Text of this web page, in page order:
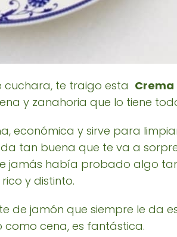
te traigo esta Crema
y zanahoria que lo tiene
económica y sirve para
tan buena que te va a
jamás había probado algo
y distinto.
de jamón que siempre le da
cena, es fantástica.